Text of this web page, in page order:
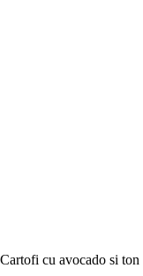
Cartofi cu avocado si ton